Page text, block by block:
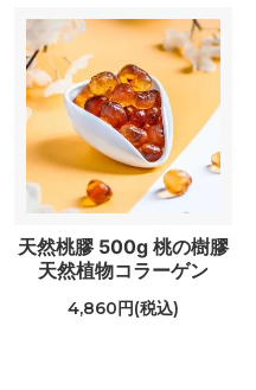
天然桃膠 500g 桃の樹膠
天然植物コラーゲン
4,860円(税込)